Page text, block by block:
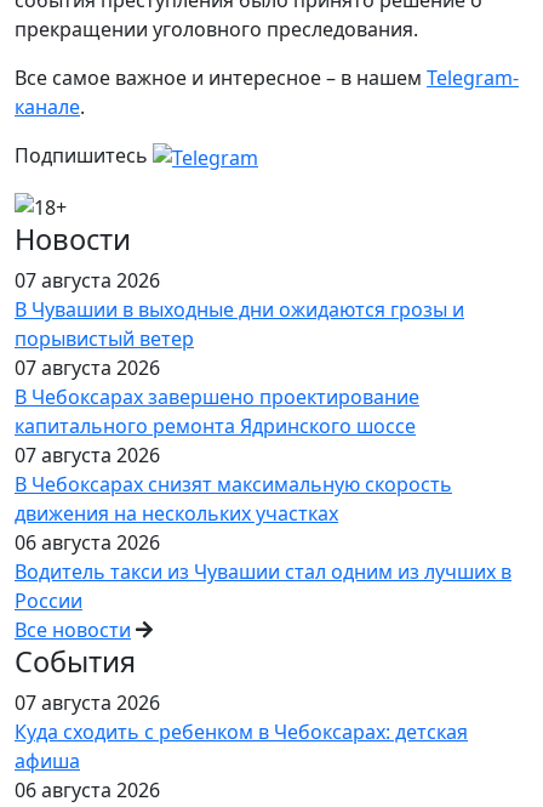
прекращении уголовного преследования.
Все самое важное и интересное – в нашем Telegram-
канале.
Подпишитесь
Новости
07 августа 2026
В Чувашии в выходные дни ожидаются грозы и
порывистый ветер
07 августа 2026
В Чебоксарах завершено проектирование
капитального ремонта Ядринского шоссе
07 августа 2026
В Чебоксарах снизят максимальную скорость
движения на нескольких участках
06 августа 2026
Водитель такси из Чувашии стал одним из лучших в
России
Все новости
События
07 августа 2026
Куда сходить с ребенком в Чебоксарах: детская
афиша
06 августа 2026